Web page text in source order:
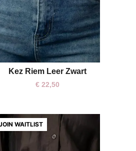
Kez Riem Leer Zwart
€22,50